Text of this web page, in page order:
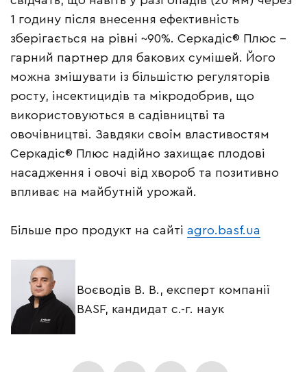
1 годину після внесення ефективність
зберігається на рівні ~90%. Серкадіс® Плюс –
гарний партнер для бакових сумішей. Його
можна змішувати із більшістю регуляторів
росту, інсектицидів та мікродобрив, що
використовуються в садівництві та
овочівництві. Завдяки своїм властивостям
Серкадіс® Плюс надійно захищає плодові
насадження і овочі від хвороб та позитивно
впливає на майбутній урожай.
Більше про продукт на сайті agro.basf.ua
Воєводів В. В., експерт компанії
BASF, кандидат с.-г. наук